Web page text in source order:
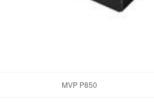
MVP P850